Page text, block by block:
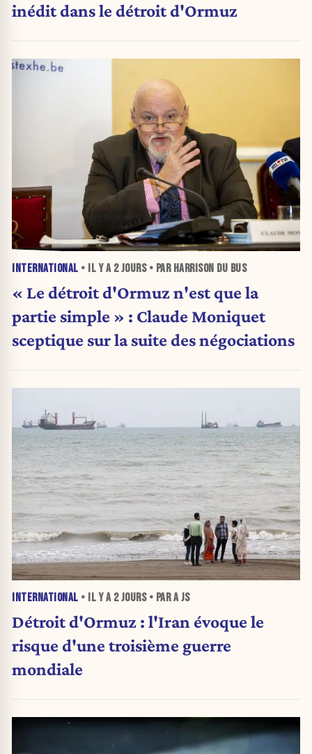
inédit dans le détroit d'Ormuz
INTERNATIONAL • IL Y A 2 JOURS• PAR HARRISON DU BUS
« Le détroit d'Ormuz n'est que la
partie simple » : Claude Moniquet
sceptique sur la suite des négociations
INTERNATIONAL • IL Y A 2 JOURS• PAR A JS
Détroit d'Ormuz : l'Iran évoque le
risque d'une troisième guerre
mondiale